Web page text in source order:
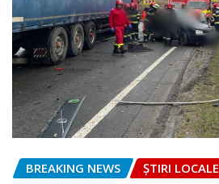
BREAKING NEWS ȘTIRI LOCALE